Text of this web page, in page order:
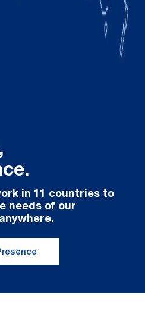
in 11 countries to
needs of our